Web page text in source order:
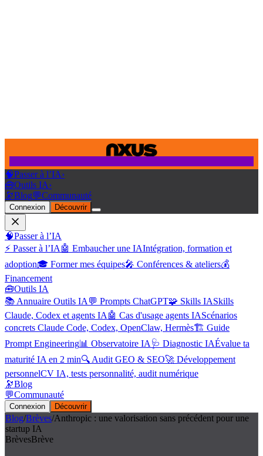
🧠Passer à l’IA›
🧰Outils IA›
🔭Blog💬Communauté
Connexion Découvrir
🧠Passer à l’IA
⚡ Passer à l’IA 🤖 Embaucher une IAIntégration, formation et
adoption🎓 Former mes équipes🎤 Conférences & ateliers💰
Financement
🧰Outils IA
📚 Annuaire Outils IA 💬 Prompts ChatGPT🧩 Skills IASkills
Claude, Codex et agents IA 🤖 Cas d'usage agents IAScénarios
concrets Claude Code, Codex, OpenClaw, Hermès🏗️ Guide
Prompt Engineering📊 Observatoire IA 🩺 Diagnostic IAÉvalue ta
maturité IA en 2 min🔍 Audit GEO & SEO🚀 Développement
personnelCV IA, tests personnalité, audit numérique
🔭Blog
💬Communauté
Connexion Découvrir
Blog/Brèves/Anthropic : une valorisation sans précédent pour une
startup IA
BrèvesBrève